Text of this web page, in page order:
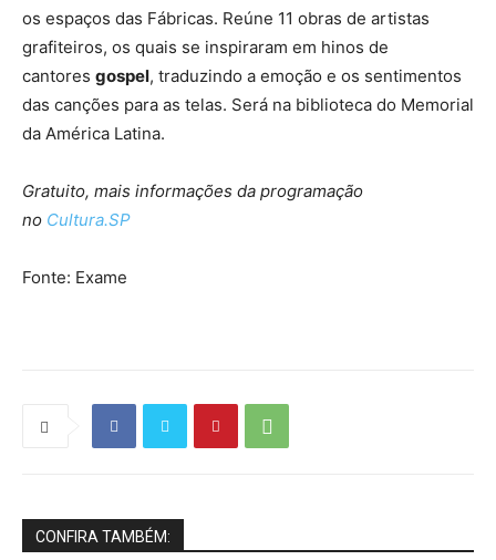
os espaços das Fábricas. Reúne 11 obras de artistas
grafiteiros, os quais se inspiraram em hinos de
cantores gospel, traduzindo a emoção e os sentimentos
das canções para as telas. Será na biblioteca do Memorial
da América Latina.
Gratuito, mais informações da programação
no Cultura.SP
Fonte: Exame
CONFIRA TAMBÉM: